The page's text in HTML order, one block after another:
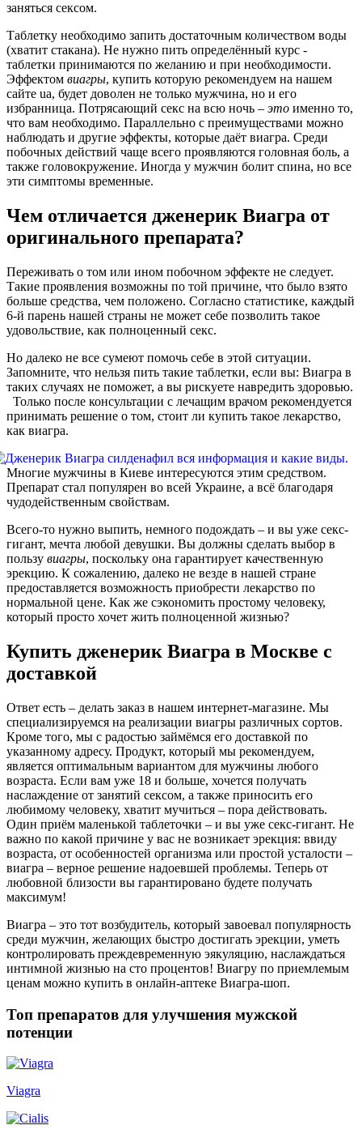
заняться сексом.
Таблетку необходимо запить достаточным количеством воды
(хватит стакана). Не нужно пить определённый курс -
таблетки принимаются по желанию и при необходимости.
Эффектом виагры, купить которую рекомендуем на нашем
сайте ua, будет доволен не только мужчина, но и его
избранница. Потрясающий секс на всю ночь – это именно то,
что вам необходимо. Параллельно с преимуществами можно
наблюдать и другие эффекты, которые даёт виагра. Среди
побочных действий чаще всего проявляются головная боль, а
также головокружение. Иногда у мужчин болит спина, но все
эти симптомы временные.
Чем отличается дженерик Виагра от
оригинального препарата?
Переживать о том или ином побочном эффекте не следует.
Такие проявления возможны по той причине, что было взято
больше средства, чем положено. Согласно статистике, каждый
6-й парень нашей страны не может себе позволить такое
удовольствие, как полноценный секс.
Но далеко не все сумеют помочь себе в этой ситуации.
Запомните, что нельзя пить такие таблетки, если вы: Виагра в
таких случаях не поможет, а вы рискуете навредить здоровью.
Только после консультации с лечащим врачом рекомендуется
принимать решение о том, стоит ли купить такое лекарство,
как виагра.
Многие мужчины в Киеве интересуются этим средством.
Препарат стал популярен во всей Украине, а всё благодаря
чудодейственным свойствам.
Всего-то нужно выпить, немного подождать – и вы уже секс-
гигант, мечта любой девушки. Вы должны сделать выбор в
пользу виагры, поскольку она гарантирует качественную
эрекцию. К сожалению, далеко не везде в нашей стране
предоставляется возможность приобрести лекарство по
нормальной цене. Как же сэкономить простому человеку,
который просто хочет жить полноценной жизнью?
Купить дженерик Виагра в Москве с
доставкой
Ответ есть – делать заказ в нашем интернет-магазине. Мы
специализируемся на реализации виагры различных сортов.
Кроме того, мы с радостью займёмся его доставкой по
указанному адресу. Продукт, который мы рекомендуем,
является оптимальным вариантом для мужчины любого
возраста. Если вам уже 18 и больше, хочется получать
наслаждение от занятий сексом, а также приносить его
любимому человеку, хватит мучиться – пора действовать.
Один приём маленькой таблеточки – и вы уже секс-гигант. Не
важно по какой причине у вас не возникает эрекция: ввиду
возраста, от особенностей организма или простой усталости –
виагра – верное решение надоевшей проблемы. Теперь от
любовной близости вы гарантировано будете получать
максимум!
Виагра – это тот возбудитель, который завоевал популярность
среди мужчин, желающих быстро достигать эрекции, уметь
контролировать преждевременную эякуляцию, наслаждаться
интимной жизнью на сто процентов! Виагру по приемлемым
ценам можно купить в онлайн-аптеке Виагра-шоп.
Топ препаратов для улучшения мужской
потенции
Viagra